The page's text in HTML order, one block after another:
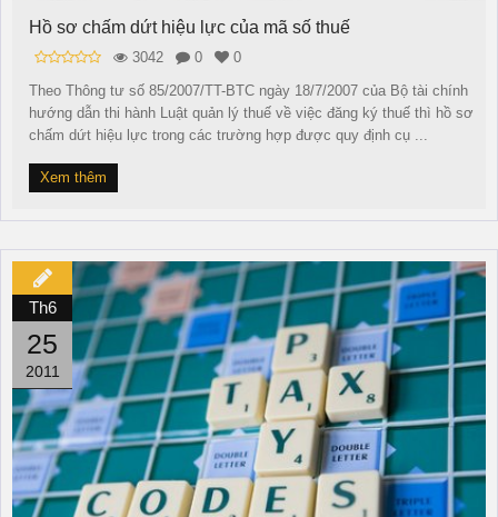
Hồ sơ chấm dứt hiệu lực của mã số thuế
3042 0
0
Theo Thông tư số 85/2007/TT-BTC ngày 18/7/2007 của Bộ tài chính
hướng dẫn thi hành Luật quản lý thuế về việc đăng ký thuế thì hồ sơ
chấm dứt hiệu lực trong các trường hợp được quy định cụ ...
Xem thêm
Th6
25
2011